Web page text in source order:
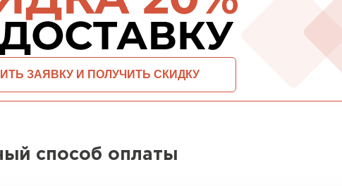
ОСТАВИТЬ ЗАЯВКУ И ПОЛУЧИТЬ СКИДКУ
способ оплаты